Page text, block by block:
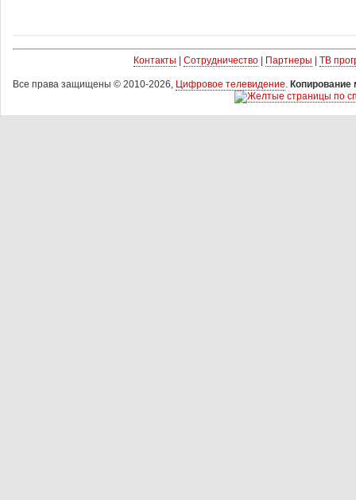
Контакты Сотрудничество| Партнеры ТВ
Все права защищены © 2010-2026, Цифровое телевидение. Копирование